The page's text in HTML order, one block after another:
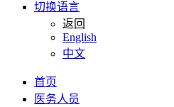
切换语言
返回
English
中文
首页
医务人员